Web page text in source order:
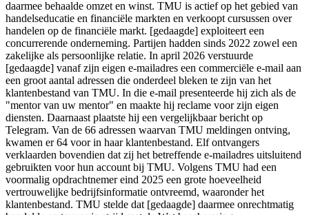
daarmee behaalde omzet en winst. TMU is actief op het gebied van
handelseducatie en financiële markten en verkoopt cursussen over
handelen op de financiële markt. [gedaagde] exploiteert een
concurrerende onderneming. Partijen hadden sinds 2022 zowel een
zakelijke als persoonlijke relatie. In april 2026 verstuurde
[gedaagde] vanaf zijn eigen e-mailadres een commerciële e-mail aan
een groot aantal adressen die onderdeel bleken te zijn van het
klantenbestand van TMU. In die e-mail presenteerde hij zich als de
"mentor van uw mentor" en maakte hij reclame voor zijn eigen
diensten. Daarnaast plaatste hij een vergelijkbaar bericht op
Telegram. Van de 66 adressen waarvan TMU meldingen ontving,
kwamen er 64 voor in haar klantenbestand. Elf ontvangers
verklaarden bovendien dat zij het betreffende e-mailadres uitsluitend
gebruikten voor hun account bij TMU. Volgens TMU had een
voormalig opdrachtnemer eind 2025 een grote hoeveelheid
vertrouwelijke bedrijfsinformatie ontvreemd, waaronder het
klantenbestand. TMU stelde dat [gedaagde] daarmee onrechtmatig